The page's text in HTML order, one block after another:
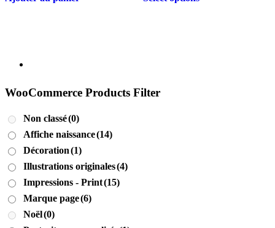
WooCommerce Products Filter
Non classé(0)
Affiche naissance(14)
Décoration(1)
Illustrations originales(4)
Impressions - Print(15)
Marque page(6)
Noël(0)